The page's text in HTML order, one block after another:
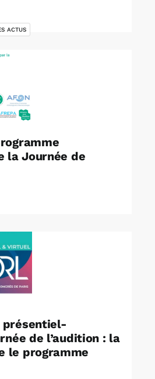
ACTUS
la Journée de
présentiel-
de l’audition : la
le programme